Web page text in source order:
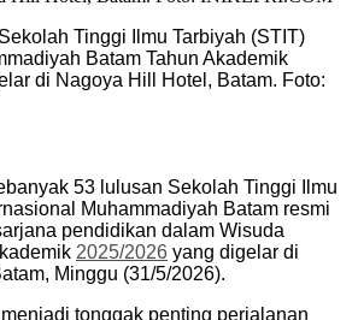
Tinggi Ilmu Tarbiyah (STIT)
Batam Tahun Akademik
di Nagoya Hill Hotel, Batam. Foto:
53 lulusan Sekolah Tinggi Ilmu
Muhammadiyah Batam resmi
pendidikan dalam Wisuda
2025/2026 yang digelar di
Minggu (31/5/2026).
tonggak penting perjalanan